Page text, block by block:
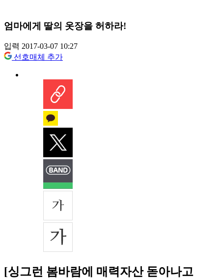
엄마에게 딸의 옷장을 허하라!
입력 2017-03-07 10:27
선호매체 추가
[싱그런 봄바람에 매력자산 돋아나고